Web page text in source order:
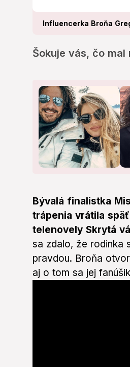
Influencerka Broňa
Šokuje vás, čo
Bývalá finalistka
trápenia vrátila
telenovely Skrytá
sa zdalo, že rodinka
pravdou. Broňa
aj o tom sa jej